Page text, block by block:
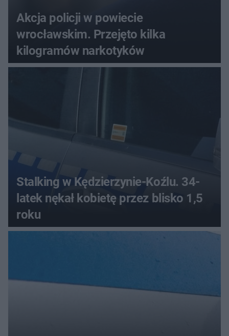
Akcja policji w powiecie
wrocławskim. Przejęto kilka
kilogramów narkotyków
Stalking w Kędzierzynie-Koźlu. 34-
latek nękał kobietę przez blisko 1,5
roku